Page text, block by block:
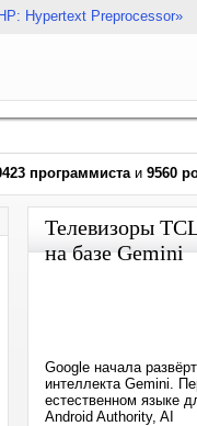
Hypertext Preprocessor»
программистаи 9560
Телевизоры
на базе Gemini
Google начала
интеллекта Gemini.
естественном языке
Android Authority, AI